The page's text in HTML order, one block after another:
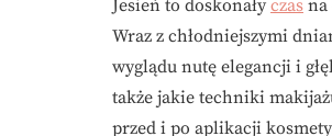
Jesień to doskonały czas na
Wraz z chłodniejszymi
wyglądu nutę elegancji i
także jakie techniki
przed i po aplikacji